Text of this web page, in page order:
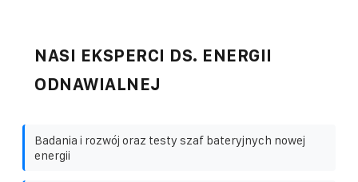
NASI EKSPERCI DS. ENERGII
ODNAWIALNEJ
Badania i rozwój oraz testy szaf bateryjnych nowej
energii